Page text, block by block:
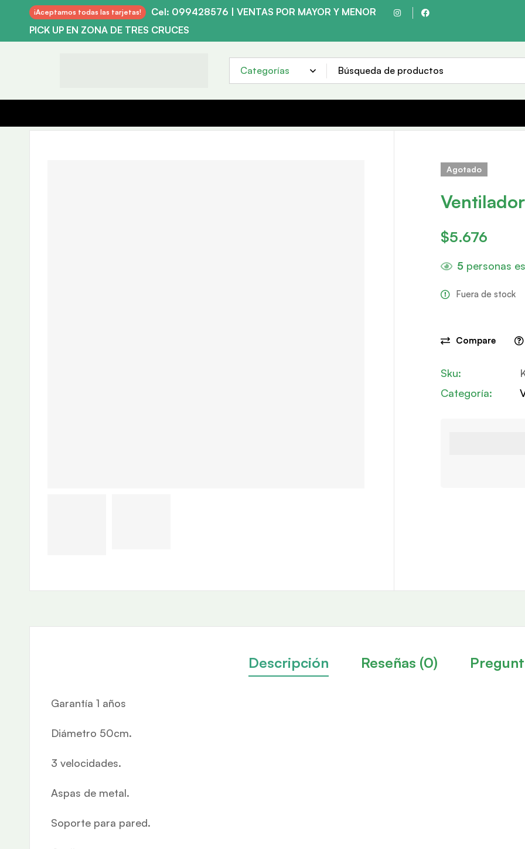
¡Aceptamos todas las tarjetas!
Cel: 099428576 | VENTAS POR MAYOR Y MENOR
PICK UP EN ZONA DE TRES CRUCES
Agotado
$5.676
5 personas
Fuera de stock
Compare
Sku:
Categoría:
Descripción Reseñas (0)
Garantía 1 años
Diámetro 50cm.
3 velocidades.
Aspas de metal.
Soporte para pared.